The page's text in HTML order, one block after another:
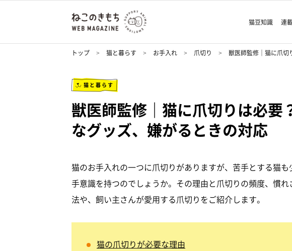
猫豆知識 連
トップ 猫と暮らす お手入れ 爪切り 獣医師監修｜猫に爪切
猫と暮らす
獣医師監修｜猫に爪切りは必要
なグッズ、嫌がるときの対応
猫のお手入れの一つに爪切りがありますが、苦手とする猫
手意識を持つのでしょうか。その理由と爪切りの頻度、慣
法や、飼い主さんが愛用する爪切りをご紹介します。
猫の爪切りが必要な理由